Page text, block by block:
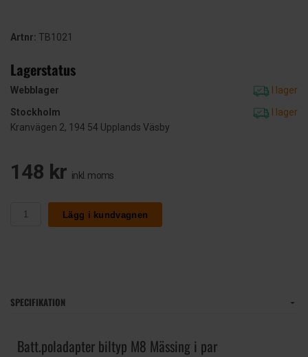
Artnr: TB1021
Lagerstatus
Webblager
I lager
Stockholm
I lager
Kranvägen 2, 194 54 Upplands Väsby
148 kr inkl. moms
Lägg i kundvagnen
SPECIFIKATION
Batt.poladapter biltyp M8 Mässing i par